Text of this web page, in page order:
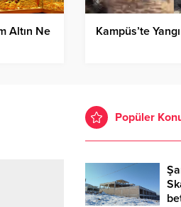
Altın Ne
Kampüs’te
Popüler